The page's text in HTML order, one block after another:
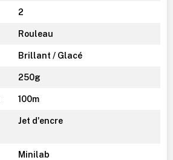
2
Rouleau
Brillant / Glacé
250g
100m
Jet d'encre
Minilab